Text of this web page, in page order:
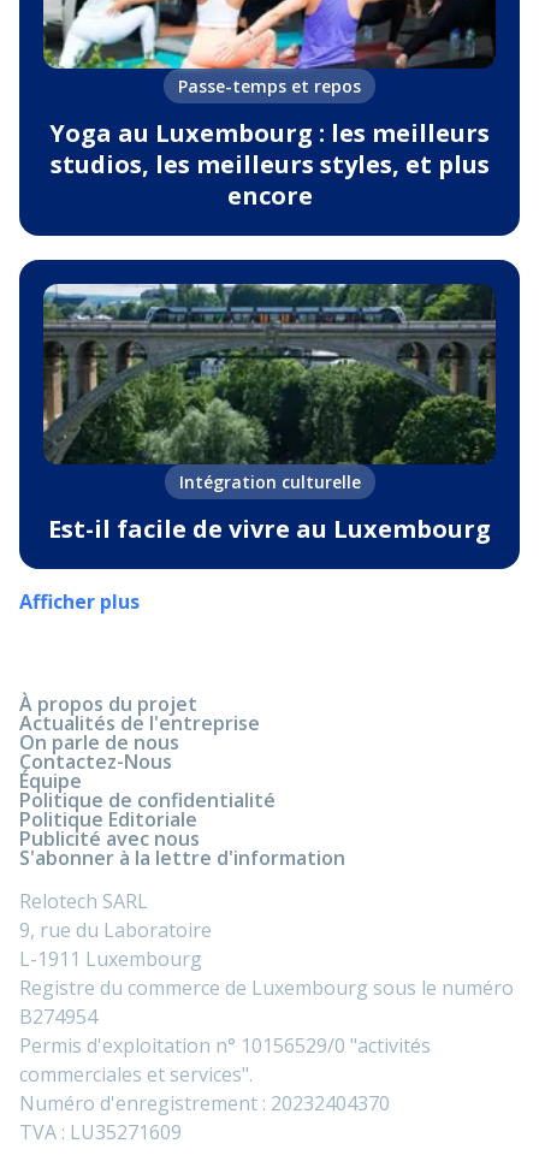
Passe-temps et repos
Yoga au Luxembourg : les meilleurs
studios, les meilleurs styles, et plus
encore
Intégration culturelle
Est-il facile de vivre au Luxembourg
Afficher plus
À propos du projet
Actualités de l'entreprise
On parle de nous
Contactez-Nous
Équipe
Politique de confidentialité
Politique Editoriale
Publicité avec nous
S'abonner à la lettre d'information
Relotech SARL
9, rue du Laboratoire
L-1911 Luxembourg
Registre du commerce de Luxembourg sous le numéro
B274954
Permis d'exploitation n° 10156529/0 "activités
commerciales et services".
Numéro d'enregistrement : 20232404370
TVA : LU35271609